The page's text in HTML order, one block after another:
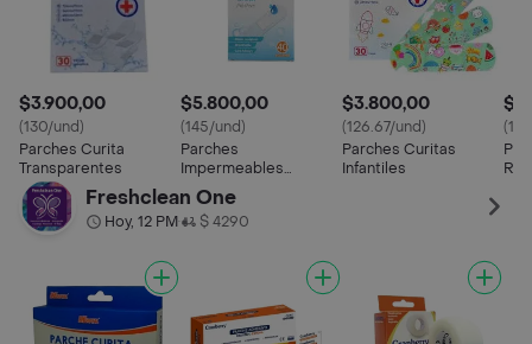
$3.900,00
(130/und)
Parches Curita
Transparentes
$5.800,00
(145/und)
Parches
Impermeables
Transparentes
$3.800,00
(126.67/und)
Parches Curitas
Infantiles
Freshclean One
Hoy, 12 PM• $ 4290